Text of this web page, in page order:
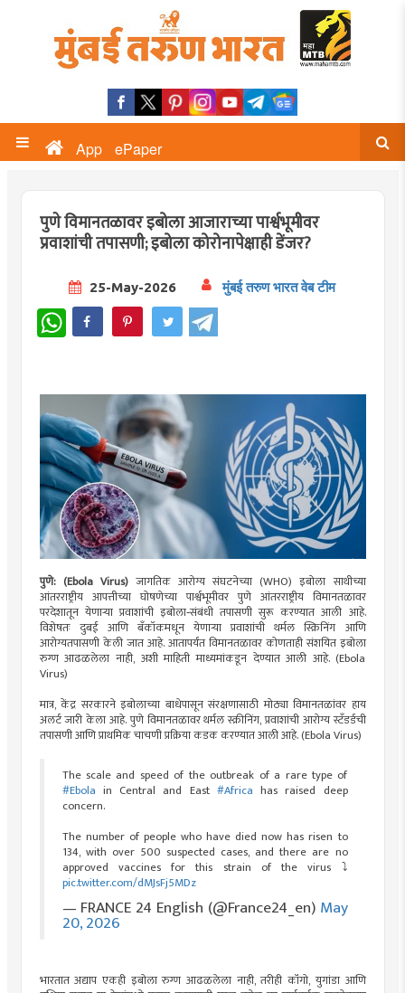
App ePaper
पुणे विमानतळावर इबोला आजाराच्या पार्श्वभूमीवर
प्रवाशांची तपासणी; इबोला कोरोनापेक्षाही डेंजर?
25-May-2026 मुंबई तरुण भारत वेब टीम
WhatsApp
पुणे: (Ebola Virus) जागतिक आरोग्य संघटनेच्या (WHO) इबोला साथीच्या
आंतरराष्ट्रीय आपत्तीच्या घोषणेच्या पार्श्वभूमीवर पुणे आंतरराष्ट्रीय विमानतळावर
परदेशातून येणाऱ्या प्रवाशांची इबोला‑संबंधी तपासणी सुरू करण्यात आली आहे.
विशेषतः दुबई आणि बँकॉकमधून येणाऱ्या प्रवाशांची थर्मल स्क्रिनिंग आणि
आरोग्यतपासणी केली जात आहे. आतापर्यंत विमानतळावर कोणताही संशयित इबोला
रुग्ण आढळलेला नाही, अशी माहिती माध्यमांकडून देण्यात आली आहे. (Ebola
Virus)
मात्र, केंद्र सरकारने इबोलाच्या बाधेपासून संरक्षणासाठी मोठ्या विमानतळांवर हाय
अलर्ट जारी केला आहे. पुणे विमानतळावर थर्मल स्क्रीनिंग, प्रवाशांची आरोग्य स्टँडर्डची
तपासणी आणि प्राथमिक चाचणी प्रक्रिया कडक करण्यात आली आहे. (Ebola Virus)
The scale and speed of the outbreak of a rare type of
#Ebola in Central and East #Africa has raised deep
concern.
The number of people who have died now has risen to
134, with over 500 suspected cases, and there are no
approved vaccines for this strain of the virus ⤵️
pic.twitter.com/dMJsFj5MDz
— FRANCE 24 English (@France24_en) May
20, 2026
भारतात अद्याप एकही इबोला रुग्ण आढळलेला नाही, तरीही कॉंगो, युगांडा आणि